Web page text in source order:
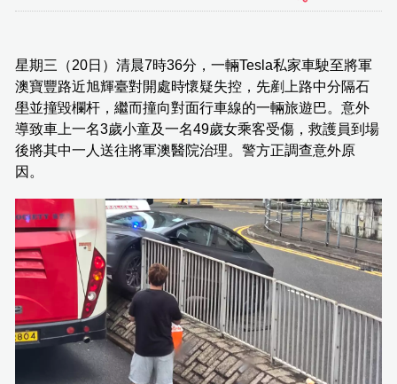
星期三（20日）清晨7時36分，一輛Tesla私家車駛至將軍
澳寶豐路近旭輝臺對開處時懷疑失控，先剷上路中分隔石
壆並撞毀欄杆，繼而撞向對面行車線的一輛旅遊巴。意外
導致車上一名3歲小童及一名49歲女乘客受傷，救護員到場
後將其中一人送往將軍澳醫院治理。警方正調查意外原
因。